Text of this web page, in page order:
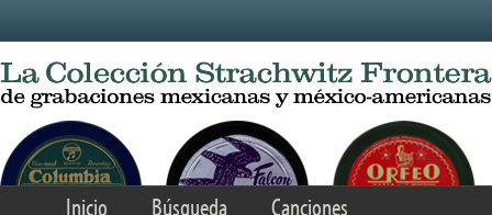
Inicio Búsqueda
Canciones